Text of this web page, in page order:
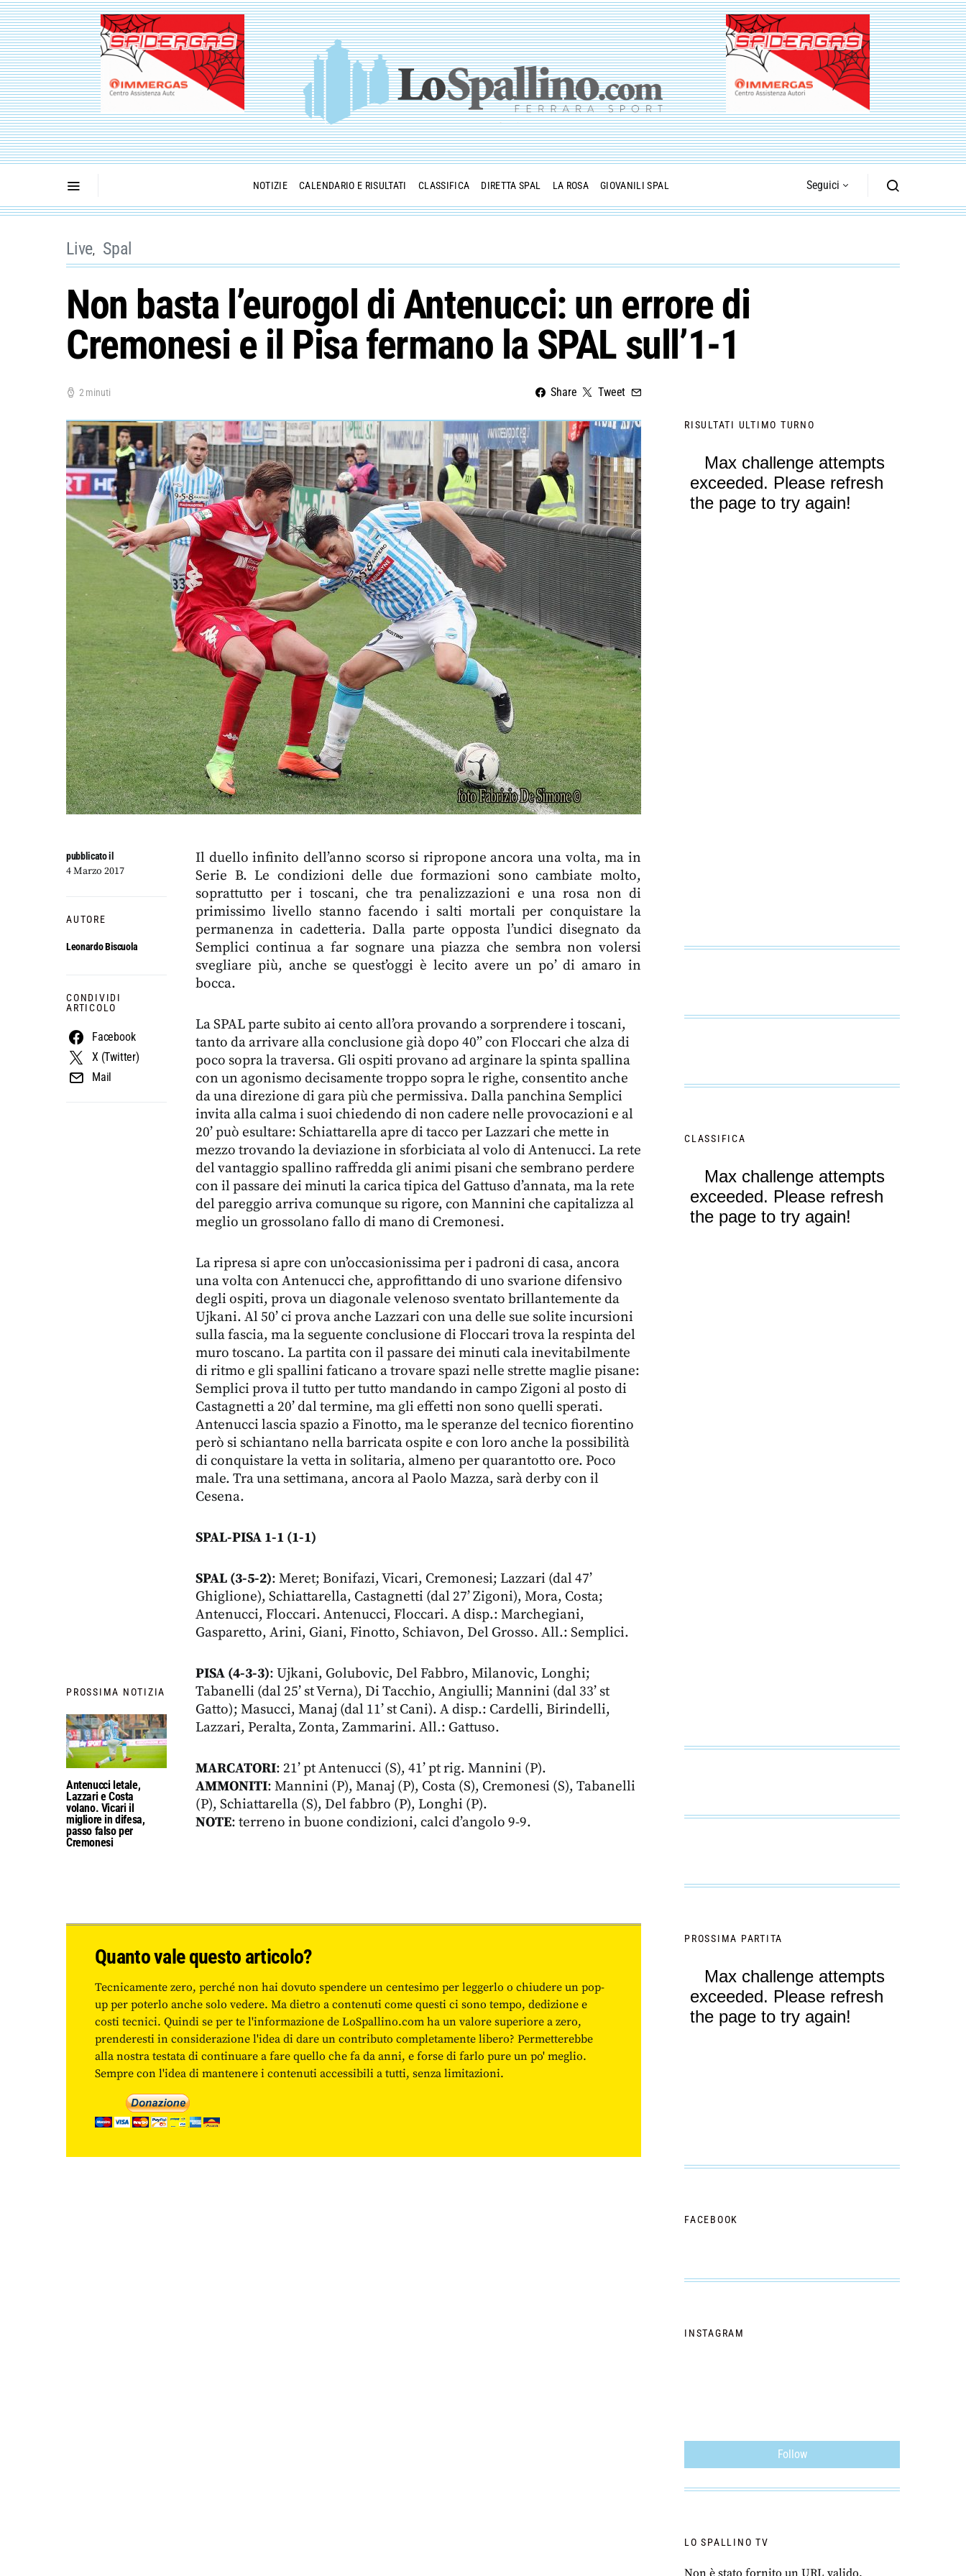
NOTIZIE CALENDARIO E RISULTATI CLASSIFICA DIRETTA SPAL LA ROSA GIOVANILI SPAL Seguici
Live Spal
Non basta l’eurogol di Antenucci: un errore di
Cremonesi e il Pisa fermano la SPAL sull’1-1
2 minuti Share Tweet
PROSSIMA NOTIZIA
Antenucci letale,
Lazzari e Costa
volano. Vicari il
migliore in difesa,
passo falso per
Cremonesi
pubblicato il
4 Marzo 2017
AUTORE
Leonardo Biscuola
CONDIVIDI
ARTICOLO
Facebook
X (Twitter)
Mail
Il duello infinito dell’anno scorso si ripropone ancora una volta, ma in
Serie B. Le condizioni delle due formazioni sono cambiate molto,
soprattutto per i toscani, che tra penalizzazioni e una rosa non di
primissimo livello stanno facendo i salti mortali per conquistare la
permanenza in cadetteria. Dalla parte opposta l’undici disegnato da
Semplici continua a far sognare una piazza che sembra non volersi
svegliare più, anche se quest’oggi è lecito avere un po’ di amaro in
bocca.
La SPAL parte subito ai cento all’ora provando a sorprendere i toscani,
tanto da arrivare alla conclusione già dopo 40’’ con Floccari che alza di
poco sopra la traversa. Gli ospiti provano ad arginare la spinta spallina
con un agonismo decisamente troppo sopra le righe, consentito anche
da una direzione di gara più che permissiva. Dalla panchina Semplici
invita alla calma i suoi chiedendo di non cadere nelle provocazioni e al
20’ può esultare: Schiattarella apre di tacco per Lazzari che mette in
mezzo trovando la deviazione in sforbiciata al volo di Antenucci. La rete
del vantaggio spallino raffredda gli animi pisani che sembrano perdere
con il passare dei minuti la carica tipica del Gattuso d’annata, ma la rete
del pareggio arriva comunque su rigore, con Mannini che capitalizza al
meglio un grossolano fallo di mano di Cremonesi.
La ripresa si apre con un’occasionissima per i padroni di casa, ancora
una volta con Antenucci che, approfittando di uno svarione difensivo
degli ospiti, prova un diagonale velenoso sventato brillantemente da
Ujkani. Al 50’ ci prova anche Lazzari con una delle sue solite incursioni
sulla fascia, ma la seguente conclusione di Floccari trova la respinta del
muro toscano. La partita con il passare dei minuti cala inevitabilmente
di ritmo e gli spallini faticano a trovare spazi nelle strette maglie pisane:
Semplici prova il tutto per tutto mandando in campo Zigoni al posto di
Castagnetti a 20’ dal termine, ma gli effetti non sono quelli sperati.
Antenucci lascia spazio a Finotto, ma le speranze del tecnico fiorentino
però si schiantano nella barricata ospite e con loro anche la possibilità
di conquistare la vetta in solitaria, almeno per quarantotto ore. Poco
male. Tra una settimana, ancora al Paolo Mazza, sarà derby con il
Cesena.
SPAL-PISA 1-1 (1-1)
SPAL (3-5-2): Meret; Bonifazi, Vicari, Cremonesi; Lazzari (dal 47’
Ghiglione), Schiattarella, Castagnetti (dal 27’ Zigoni), Mora, Costa;
Antenucci, Floccari. Antenucci, Floccari. A disp.: Marchegiani,
Gasparetto, Arini, Giani, Finotto, Schiavon, Del Grosso. All.: Semplici.
PISA (4-3-3): Ujkani, Golubovic, Del Fabbro, Milanovic, Longhi;
Tabanelli (dal 25’ st Verna), Di Tacchio, Angiulli; Mannini (dal 33’ st
Gatto); Masucci, Manaj (dal 11’ st Cani). A disp.: Cardelli, Birindelli,
Lazzari, Peralta, Zonta, Zammarini. All.: Gattuso.
MARCATORI: 21’ pt Antenucci (S), 41’ pt rig. Mannini (P).
AMMONITI: Mannini (P), Manaj (P), Costa (S), Cremonesi (S), Tabanelli
(P), Schiattarella (S), Del fabbro (P), Longhi (P).
NOTE: terreno in buone condizioni, calci d’angolo 9-9.
Quanto vale questo articolo?
Tecnicamente zero, perché non hai dovuto spendere un centesimo per leggerlo o chiudere un pop-
up per poterlo anche solo vedere. Ma dietro a contenuti come questi ci sono tempo, dedizione e
costi tecnici. Quindi se per te l'informazione de LoSpallino.com ha un valore superiore a zero,
prenderesti in considerazione l'idea di dare un contributo completamente libero? Permetterebbe
alla nostra testata di continuare a fare quello che fa da anni, e forse di farlo pure un po' meglio.
Sempre con l'idea di mantenere i contenuti accessibili a tutti, senza limitazioni.
RISULTATI ULTIMO TURNO
CLASSIFICA
PROSSIMA PARTITA
FACEBOOK
INSTAGRAM
Follow
LO SPALLINO TV